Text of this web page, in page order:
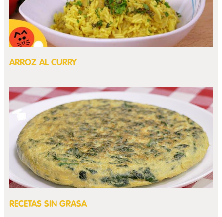
ARROZ AL CURRY
RECETAS SIN GRASA